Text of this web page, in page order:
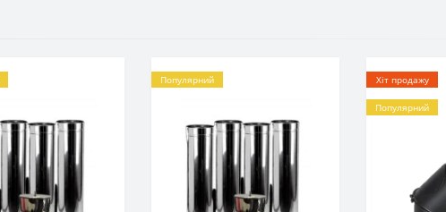
Популярний Хіт продажу
Популярний